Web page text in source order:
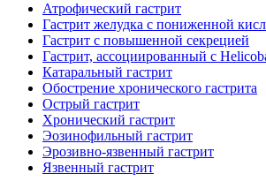
Атрофический гастрит
Гастрит желудка с пониженной
Гастрит с повышенной секрецией
Гастрит, ассоциированный с
Катаральный гастрит
Обострение хронического гастрита
Острый гастрит
Хронический гастрит
Эозинофильный гастрит
Эрозивно-язвенный гастрит
Язвенный гастрит